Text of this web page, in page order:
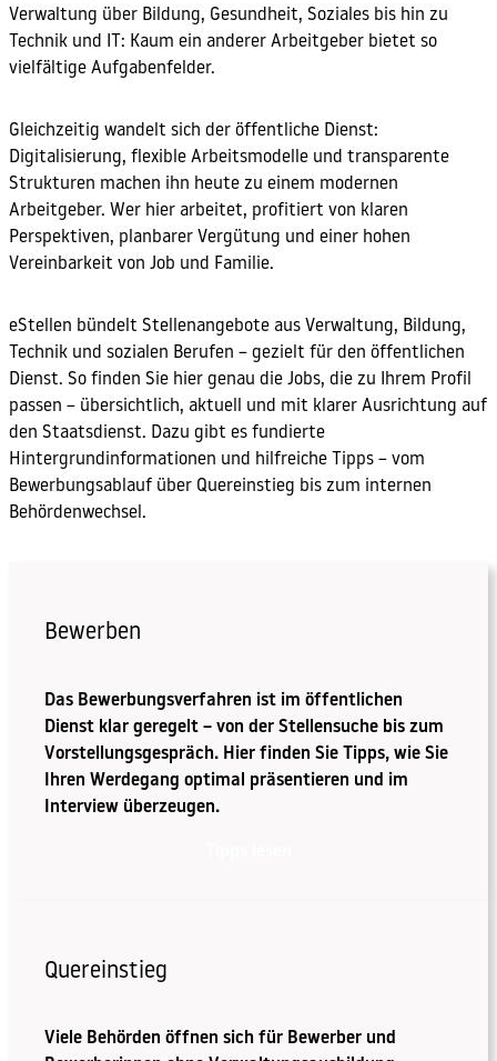
Verwaltung über Bildung, Gesundheit, Soziales bis hin zu
Technik und IT: Kaum ein anderer Arbeitgeber bietet so
vielfältige Aufgabenfelder.
Gleichzeitig wandelt sich der öffentliche Dienst:
Digitalisierung, flexible Arbeitsmodelle und transparente
Strukturen machen ihn heute zu einem modernen
Arbeitgeber. Wer hier arbeitet, profitiert von klaren
Perspektiven, planbarer Vergütung und einer hohen
Vereinbarkeit von Job und Familie.
eStellen bündelt Stellenangebote aus Verwaltung, Bildung,
Technik und sozialen Berufen – gezielt für den öffentlichen
Dienst. So finden Sie hier genau die Jobs, die zu Ihrem Profil
passen – übersichtlich, aktuell und mit klarer Ausrichtung auf
den Staatsdienst. Dazu gibt es fundierte
Hintergrundinformationen und hilfreiche Tipps – vom
Bewerbungsablauf über Quereinstieg bis zum internen
Behördenwechsel.
Bewerben
Das Bewerbungsverfahren ist im öffentlichen
Dienst klar geregelt – von der Stellensuche bis zum
Vorstellungsgespräch. Hier finden Sie Tipps, wie Sie
Ihren Werdegang optimal präsentieren und im
Interview überzeugen.
Quereinstieg
Viele Behörden öffnen sich für Bewerber und